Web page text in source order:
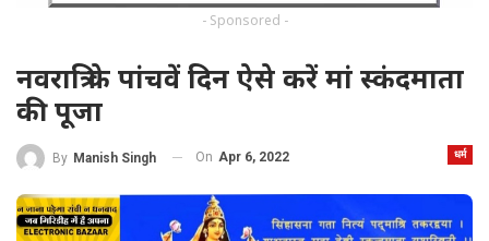
- Sponsored -
नवरात्रि के पांचवें दिन ऐसे करें मां स्कंदमाता
की पूजा
धर्म
By Manish Singh On Apr 6, 2022